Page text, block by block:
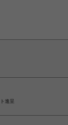
進呈